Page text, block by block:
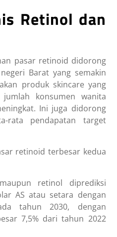
Retinol dan
pasar retinoid didorong
Barat yang semakin
produk skincare yang
konsumen wanita
Ini juga didorong
rata pendapatan target
retinoid terbesar kedua
retinol diprediksi
AS atau setara dengan
tahun 2030, dengan
7,5% dari tahun 2022